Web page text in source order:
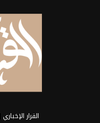
القرار الإخباري